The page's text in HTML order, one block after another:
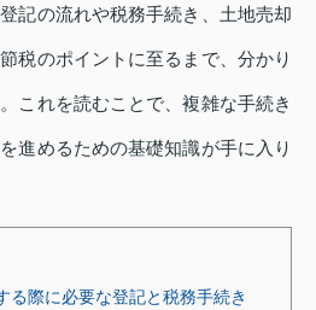
記の流れや税務手続き、土地売却
税のポイントに至るまで、分かり
これを読むことで、複雑な手続き
進めるための基礎知識が手に入り
る際に必要な登記と税務手続き